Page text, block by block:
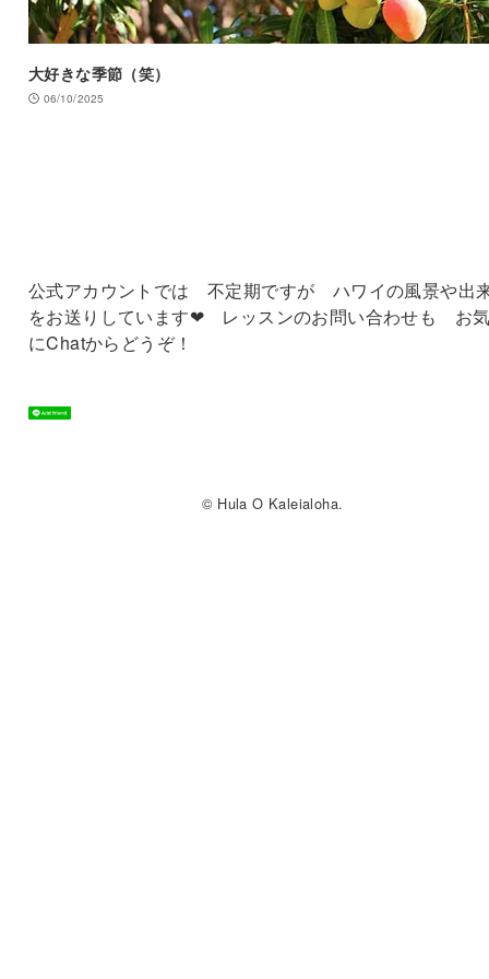
大好きな季節（笑）
06/10/2025
公式アカウントでは 不定期ですが ハワイの風景や出
をお送りしています❤ レッスンのお問い合わせも お
にChatからどうぞ！
© Hula O Kaleialoha.